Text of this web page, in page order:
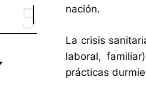
nación.
La crisis
laboral,
prácticas